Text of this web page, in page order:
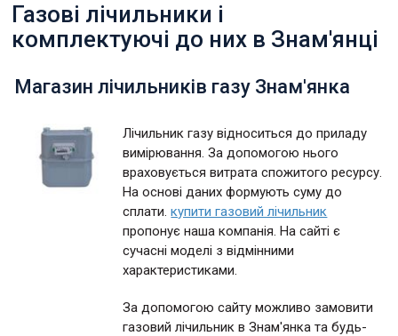
Газові лічильники і
комплектуючі до них в Знам'янці
Магазин лічильників газу Знам'янка
Лічильник газу відноситься до приладу
вимірювання. За допомогою нього
враховується витрата спожитого ресурсу.
На основі даних формують суму до
сплати.купити газовий лічильник
пропонує наша компанія. На сайті є
сучасні моделі з відмінними
характеристиками.
За допомогою сайту можливо замовити
газовий лічильник в Знам'янка та будь-